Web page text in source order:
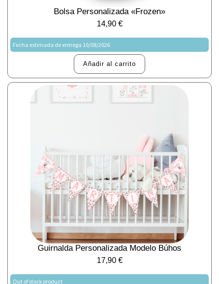
Bolsa Personalizada «Frozen»
14,90 €
Fecha estimada de entrega 10/08/2026
Añadir al carrito
Guirnalda Personalizada Modelo Búhos
17,90 €
Out of stock product